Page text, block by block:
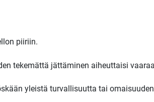
piiriin.
tekemättä jättäminen aiheuttaisi
yleistä turvallisuutta tai